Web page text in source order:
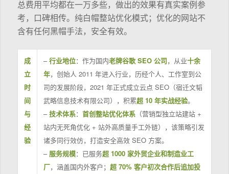
总费用平均都在一万多些，做出的效果有真实案例参
考，口碑相传。纯白帽整站优化模式；优化的网站不
含有任何黑帽手法，安全有效。
成
立
时
间
与
经
验
–行业地位：作为国内老牌谷歌 SEO 公司，从业十余
年，创始人 2011 年进入行业，历经个人、工作室到公
司的发展阶段，2021 年正式成立云点 SEO（宿迁文韬
武略信息技术有限公司），积累超 10 年实战经验。
–技术体系： 首创整站优化体系（营销型独立站建站 +
站内无死角优化 + 站外高质量手工外链），该策略引发
诸多同行效仿，打造安全高效 SEO 方案。
– 服务规模：已服务超 1000 家外贸企业和制造业工
厂，涵盖国内外客户； 超 70% 客户初次合作后追加投